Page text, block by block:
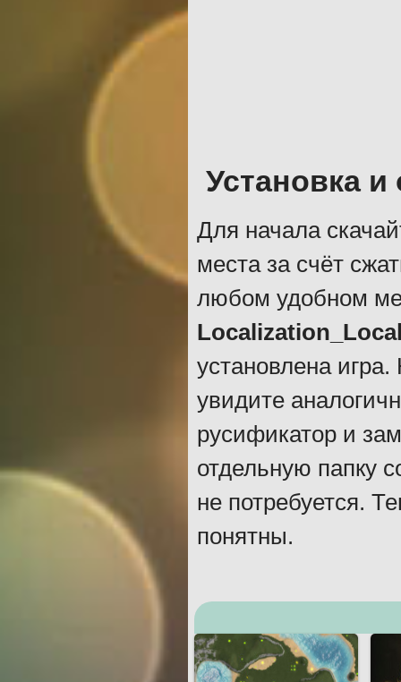
Установка и
Для начала
места за счёт
любом удобном
установлена
увидите
русификатор и
отдельную папку
не потребуется.
понятны.